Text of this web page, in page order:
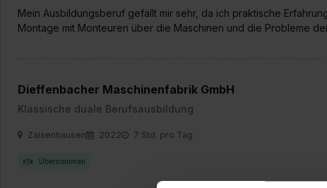
Mein Ausbildungsberuf gefällt mir sehr, da ich praktische
Montage mit Monteuren über die Maschinen und die Probleme
Dieffenbacher Maschinenfabrik GmbH
Klassische duale Berufsausbildung
Zaisenhausen 2022 7 Std. pro Tag
Übernommen